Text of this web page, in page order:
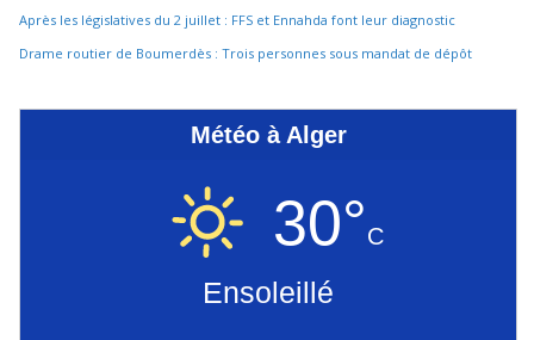
Après les législatives du 2 juillet : FFS et Ennahda font leur diagnostic
Drame routier de Boumerdès : Trois personnes sous mandat de dépôt
Météo à Alger
30°C
Ensoleillé